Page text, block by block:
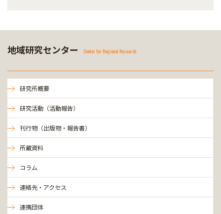
地域研究センター Center for Regional Research
研究所概要
研究活動（活動報告）
刊行物（出版物・報告書）
所蔵資料
コラム
連絡先・アクセス
連携団体